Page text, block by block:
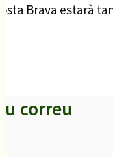
Brava estarà
correu